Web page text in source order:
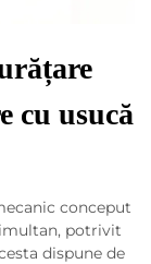
cu usucă
conceput
potrivit
dispune de